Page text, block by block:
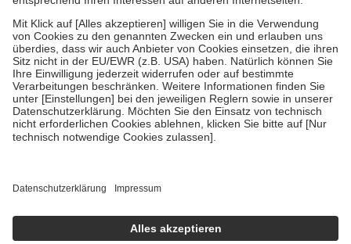
stärken und die besondere Stellung der Familie zu unterstützen,
fallenkeine Zuzahlungenan bei:
• Kindern und Jugendlichen bis zum vollendeten 18. Lebensjahr
mit Ausnahme der Fahrkosten
• Untersuchungen zur Vorsorge und Früherkennung, die von der
GKV getragen werden
• empfohlenen Schutzimpfungen
• Harn- und Blutteststreifen
getroffen, um sicherzustellen, dass es sich um echte Bewertungen
https://help.etrusted.com/hc/de/articles/4419944605341